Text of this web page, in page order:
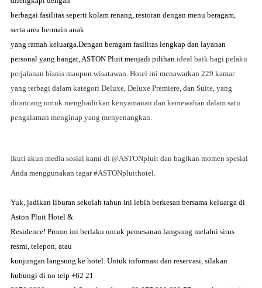
berbagai fasilitas seperti kolam renang, restoran dengan menu beragam,
serta area bermain anak
yang ramah keluarga.Dengan beragam fasilitas lengkap dan layanan
personal yang hangat, ASTON Pluit menjadi pilihan ideal baik bagi pelaku
perjalanan bisnis maupun wisatawan. Hotel ini menawarkan 229 kamar
yang terbagi dalam kategori Deluxe, Deluxe Premiere, dan Suite, yang
dirancang untuk menghadirkan kenyamanan dan kemewahan dalam satu
pengalaman menginap yang menyenangkan.
Ikuti akun media sosial kami di @ASTONpluit dan bagikan momen spesial
Anda menggunakan tagar#ASTONpluithotel.
Yuk, jadikan liburan sekolah tahun ini lebih berkesan bersama keluarga di
Aston Pluit Hotel &
Residence! Promo ini berlaku untuk pemesanan langsung melalui situs
resmi, telepon, atau
kunjungan langsung ke hotel. Untuk informasi dan reservasi, silakan
hubungi di no telp +62 21